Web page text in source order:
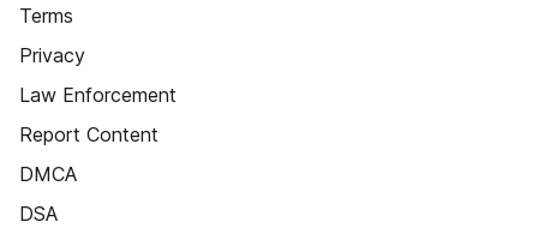
Terms
Privacy
Law Enforcement
Report Content
DMCA
DSA